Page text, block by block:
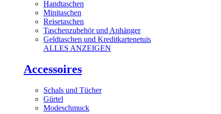
Handtaschen
Minitaschen
Reisetaschen
Taschenzubehör und Anhänger
Geldtaschen und Kreditkartenetuis
ALLES ANZEIGEN
Accessoires
Schals und Tücher
Gürtel
Modeschmuck